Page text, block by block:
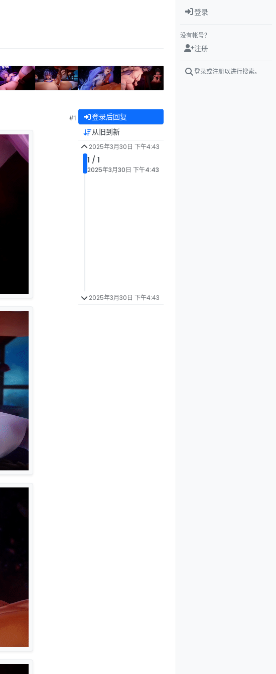
#1 登录后回复
从旧到新
2025年3月30日 下午4:43
1 / 1
2025年3月30日 下午4:43
2025年3月30日 下午4:43
登录
没有帐号？
注册
登录或注册以进行搜索。